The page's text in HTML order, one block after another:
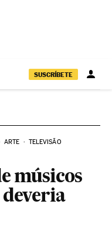
SUSCRÍBETE
ARTE TELEVISÃO
músicos
deveria